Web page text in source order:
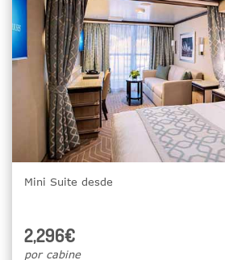
Mini Suite desde
2,296€
por cabine